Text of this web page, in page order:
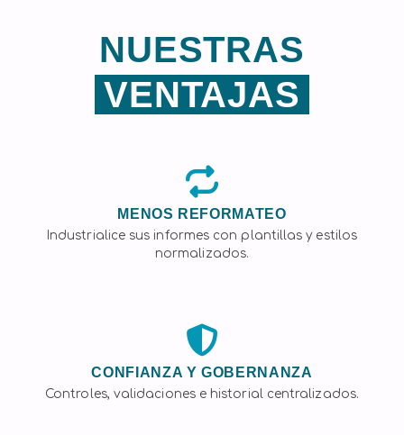
NUESTRAS
VENTAJAS
MENOS REFORMATEO
Industrialice sus informes con plantillas y estilos
normalizados.
CONFIANZA Y GOBERNANZA
Controles, validaciones e historial centralizados.